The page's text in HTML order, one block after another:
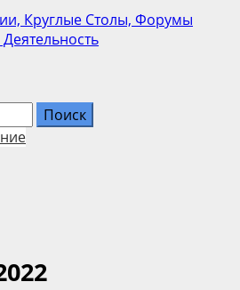
Круглые Столы, Форумы